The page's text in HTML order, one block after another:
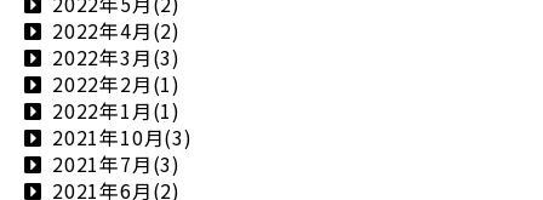
2022年4月(2)
2022年3月(3)
2022年2月(1)
2022年1月(1)
2021年10月(3)
2021年7月(3)
2021年6月(2)